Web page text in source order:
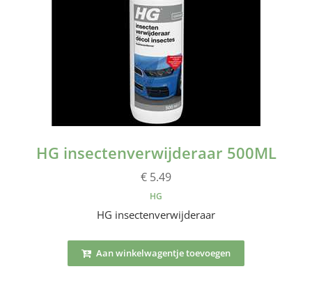
HG insectenverwijderaar 500ML
€ 5.49
HG
HG insectenverwijderaar
Aan winkelwagentje toevoegen